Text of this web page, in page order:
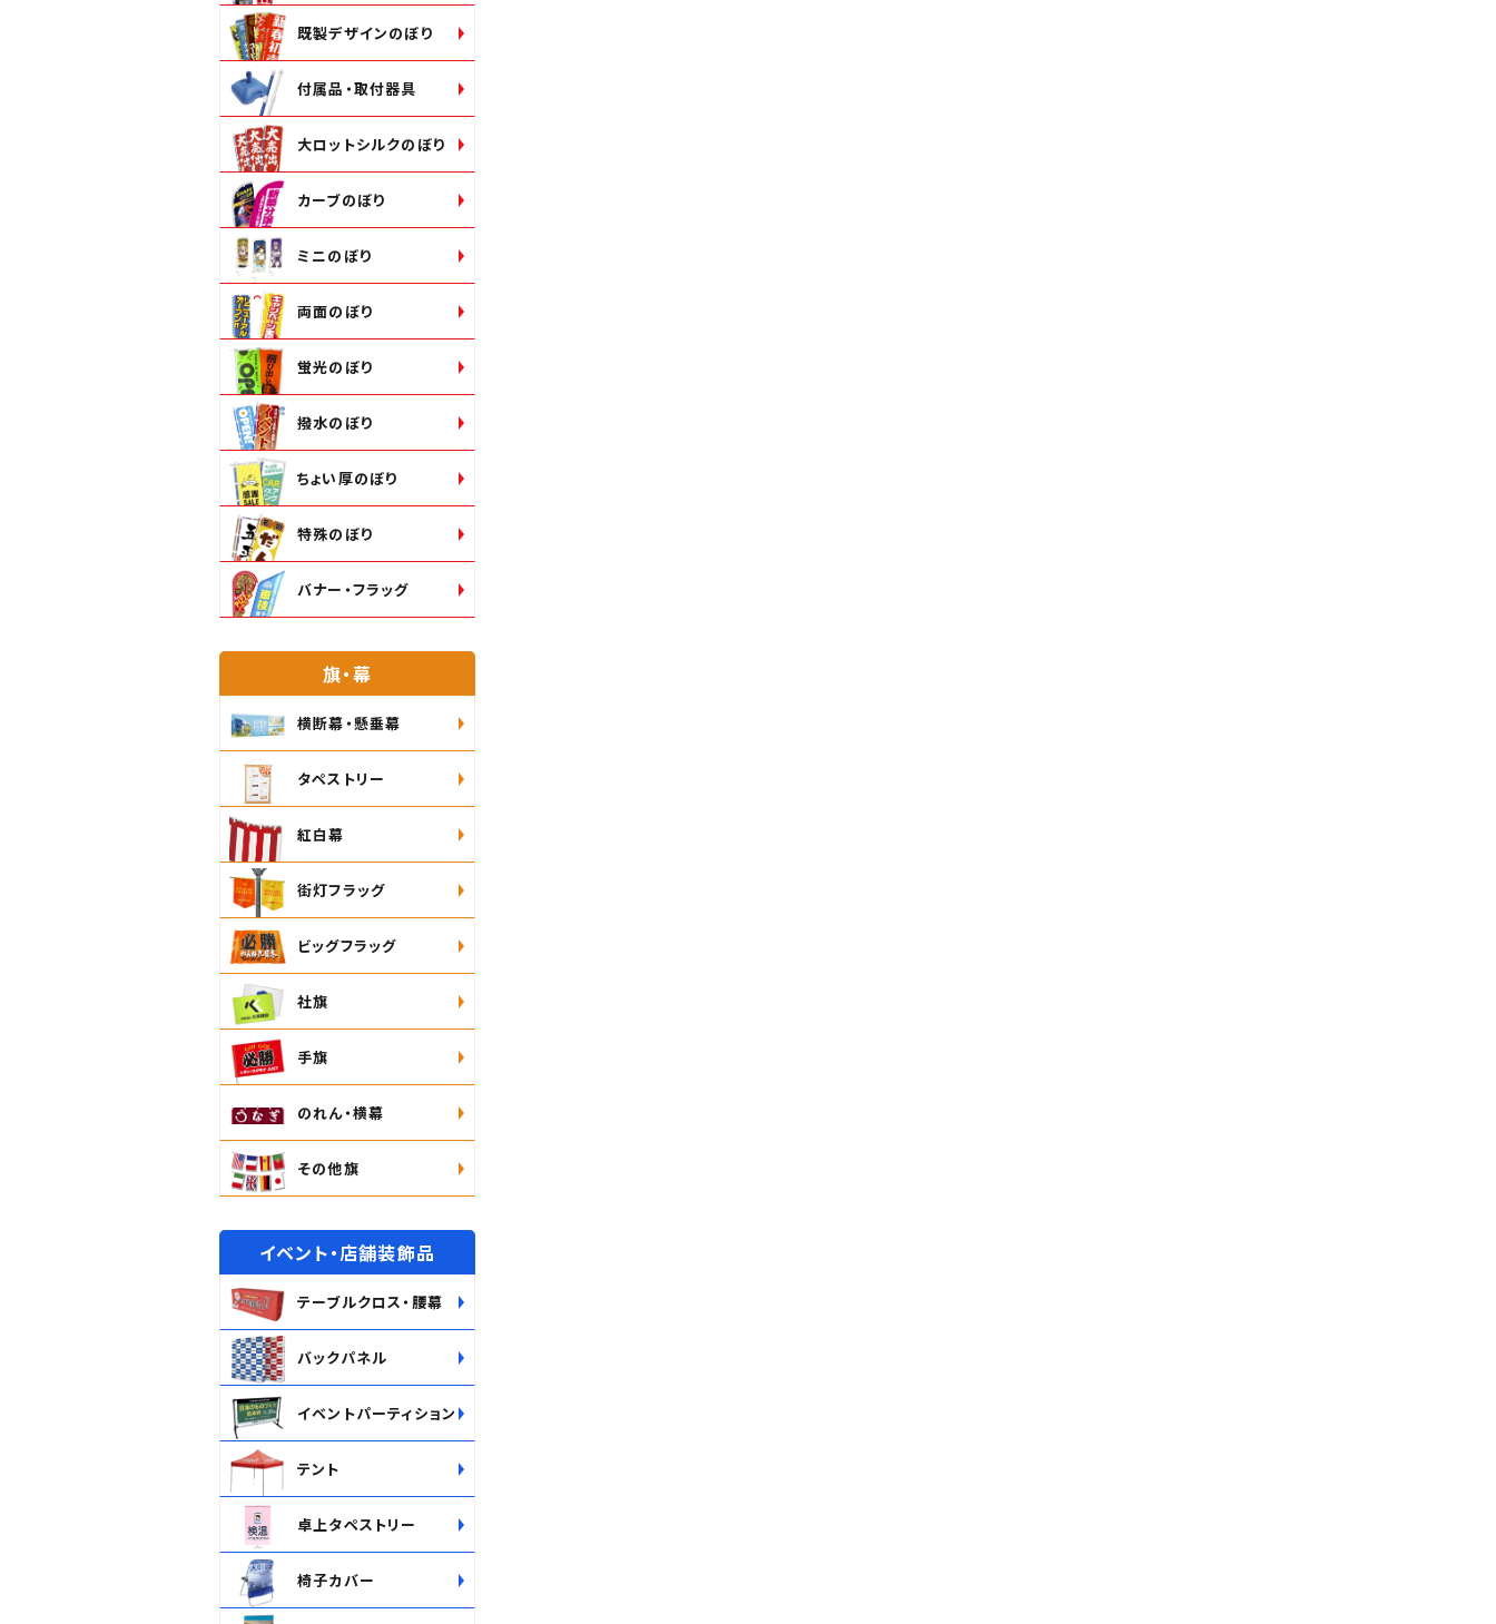
既製デザインのぼり
付属品・取付器具
大ロットシルクのぼり
カーブのぼり
ミニのぼり
両面のぼり
蛍光のぼり
撥水のぼり
ちょい厚のぼり
特殊のぼり
バナー・フラッグ
旗・幕
横断幕・懸垂幕
タペストリー
紅白幕
街灯フラッグ
ビッグフラッグ
社旗
手旗
のれん・横幕
その他旗
イベント・店舗装飾品
テーブルクロス・腰幕
バックパネル
イベントパーティション
テント
卓上タペストリー
椅子カバー